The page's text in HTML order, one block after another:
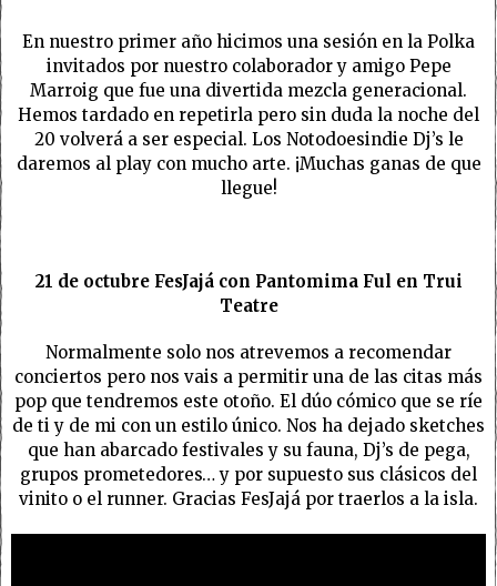
En nuestro primer año hicimos una sesión en la Polka
invitados por nuestro colaborador y amigo Pepe
Marroig que fue una divertida mezcla generacional.
Hemos tardado en repetirla pero sin duda la noche del
20 volverá a ser especial. Los Notodoesindie Dj’s le
daremos al play con mucho arte. ¡Muchas ganas de que
llegue!
21 de octubre FesJajá con Pantomima Ful en Trui
Teatre
Normalmente solo nos atrevemos a recomendar
conciertos pero nos vais a permitir una de las citas más
pop que tendremos este otoño. El dúo cómico que se ríe
de ti y de mi con un estilo único. Nos ha dejado sketches
que han abarcado festivales y su fauna, Dj’s de pega,
grupos prometedores… y por supuesto sus clásicos del
vinito o el runner. Gracias FesJajá por traerlos a la isla.